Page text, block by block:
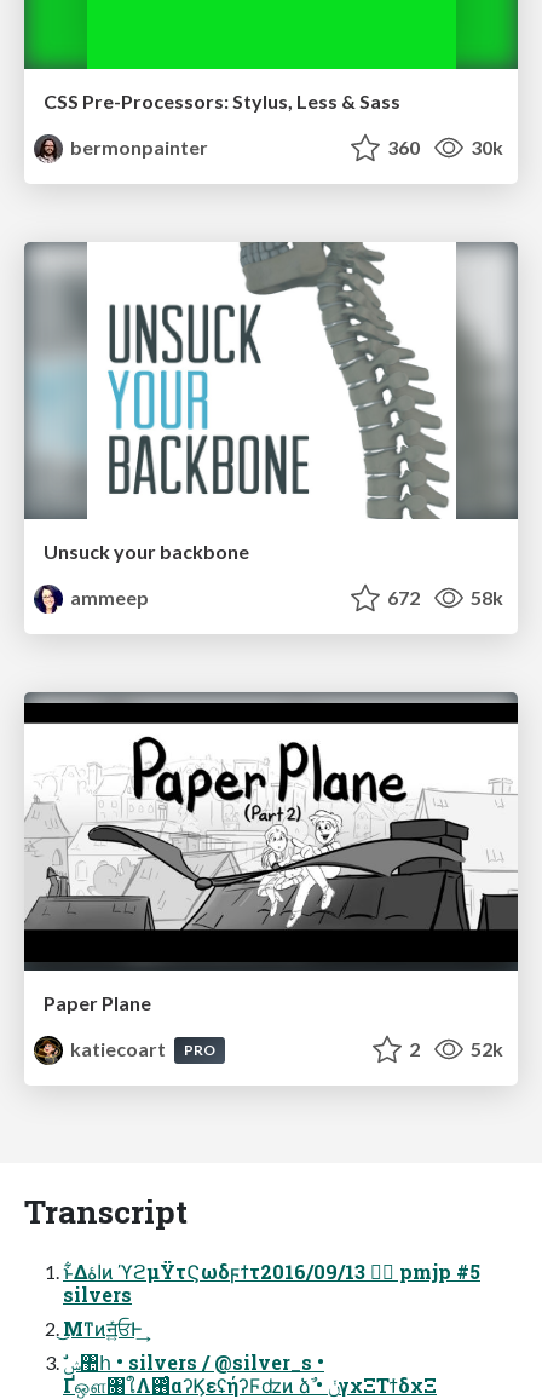
CSS Pre-Processors: Stylus, Less & Sass
bermonpainter
360 30k
Unsuck your backbone
ammeep
672 58k
Paper Plane
katiecoart
PRO 2 52k
Transcript
ͱ͋Δاۀͷ ϓϩμΫτϚωδϝϯτڭࣨ 2016/09/13 pmjp #5
silvers
͜Μͳͷॻ͍ͯͨਓͰ͢
Ґஔ৘ใΛ࢖ͬͨαʔϏεʢήʔϜʣͷ ձࣾ • ݩγχΞΤϯδχΞ